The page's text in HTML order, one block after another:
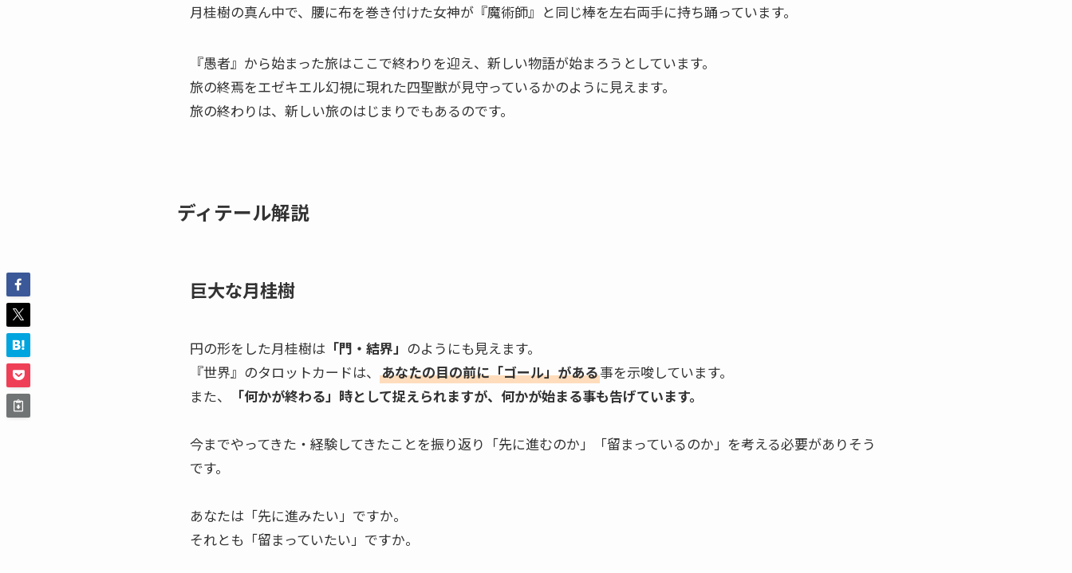
月桂樹の真ん中で、腰に布を巻き付けた女神が『魔術師』と同じ棒を左右両手に持ち踊っています。
『愚者』から始まった旅はここで終わりを迎え、新しい物語が始まろうとしています。
旅の終焉をエゼキエル幻視に現れた四聖獣が見守っているかのように見えます。
旅の終わりは、新しい旅のはじまりでもあるのです。
ディテール解説
巨大な月桂樹
円の形をした月桂樹は 「門・結界」 のようにも見えます。
『世界』のタロットカードは、 あなたの目の前に「ゴール」がある事を示唆しています。
また、
「何かが終わる」時として捉えられますが、何かが始まる事も告げています。
今までやってきた・経験してきたことを振り返り「先に進むのか」「留まっているのか」を考える必要がありそう
です。
あなたは「先に進みたい」ですか。
それとも「留まっていたい」ですか。